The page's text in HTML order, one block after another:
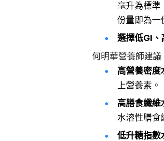
毫升為標準
份量即為一
選擇低GI、
何明華營養師建
高營養密度
上營養素。
高膳食纖維
水溶性膳食
低升糖指數